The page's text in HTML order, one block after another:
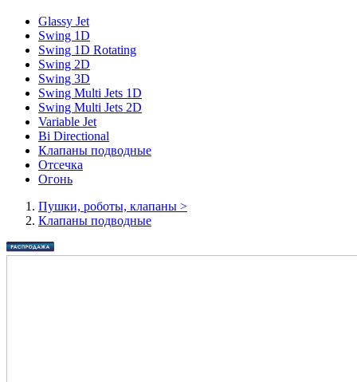
Glassy Jet
Swing 1D
Swing 1D Rotating
Swing 2D
Swing 3D
Swing Multi Jets 1D
Swing Multi Jets 2D
Variable Jet
Bi Directional
Клапаны подводные
Отсечка
Огонь
Пушки, роботы, клапаны >
Клапаны подводные